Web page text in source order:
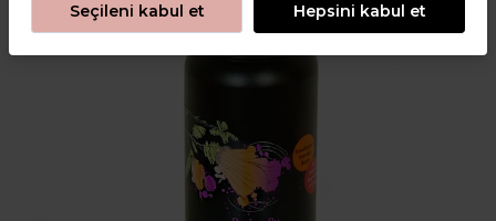
Seçileni kabul et Hepsini kabul et